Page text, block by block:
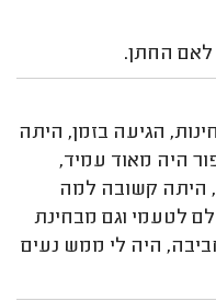
לאם החתן.
הבחינות, הגיעה בזמן, היתה
היה מאוד עמיד,
היתה קשובה למה
לטעמי וגם מבחינת
היה לי ממש נעים